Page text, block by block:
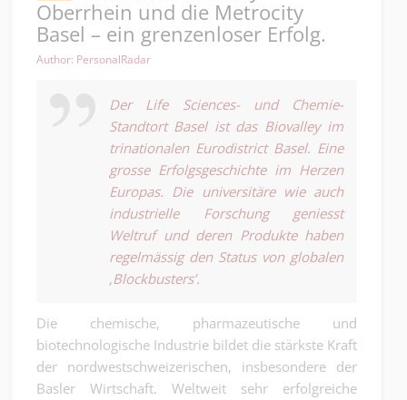
Oberrhein und die Metrocity
Basel – ein grenzenloser Erfolg.
Author: PersonalRadar
Der Life Sciences- und Chemie-
Standtort Basel ist das Biovalley im
trinationalen Eurodistrict Basel. Eine
grosse Erfolgsgeschichte im Herzen
Europas. Die universitäre wie auch
industrielle Forschung geniesst
Weltruf und deren Produkte haben
regelmässig den Status von globalen
‚Blockbusters’.
Die chemische, pharmazeutische und
biotechnologische Industrie bildet die stärkste Kraft
der nordwestschweizerischen, insbesondere der
Basler Wirtschaft. Weltweit sehr erfolgreiche